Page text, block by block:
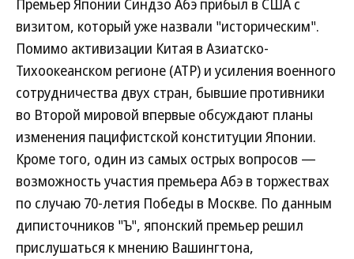
Премьер Японии Синдзо Абэ прибыл в США с
визитом, который уже назвали "историческим".
Помимо активизации Китая в Азиатско-
Тихоокеанском регионе (АТР) и усиления военного
сотрудничества двух стран, бывшие противники
во Второй мировой впервые обсуждают планы
изменения пацифистской конституции Японии.
Кроме того, один из самых острых вопросов —
возможность участия премьера Абэ в торжествах
по случаю 70-летия Победы в Москве. По данным
диписточников "Ъ", японский премьер решил
прислушаться к мнению Вашингтона,